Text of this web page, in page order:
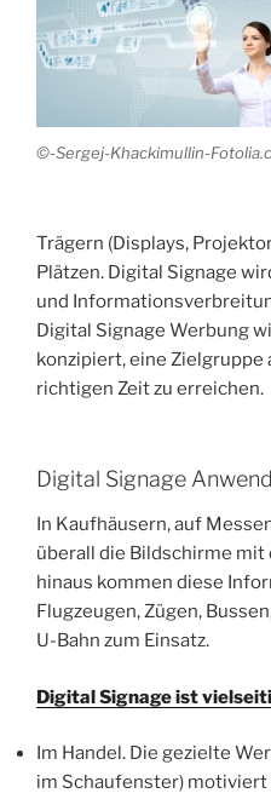
©-Sergej-Khackimullin-
Trägern (Displays,
Plätzen. Digital Signage
und
Digital Signage Werbung
konzipiert, eine
richtigen Zeit zu erreichen.
Digital Signage
In Kaufhäusern, auf
überall die Bildschirme
hinaus kommen diese
Flugzeugen, Zügen,
U-Bahn zum Einsatz.
Digital Signage ist
Im Handel. Die gezielte
im Schaufenster)